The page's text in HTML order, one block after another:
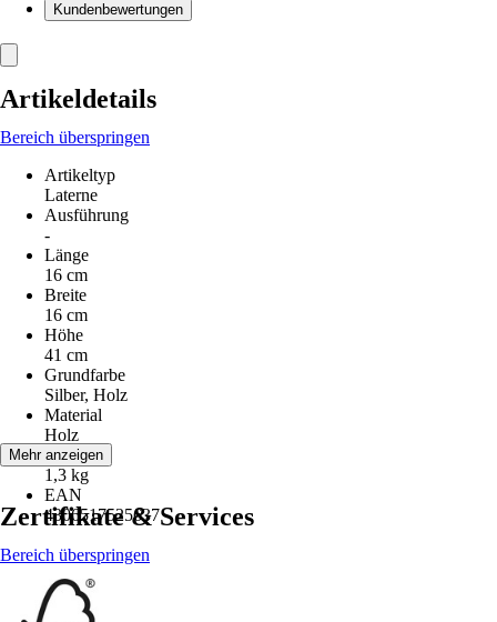
Kundenbewertungen
Artikeldetails
Bereich überspringen
Artikeltyp
Laterne
Ausführung
-
Länge
16 cm
Breite
16 cm
Höhe
41 cm
Grundfarbe
Silber, Holz
Material
Holz
Gewicht
1,3 kg
EAN
4306517525637
Mehr anzeigen
Zertifikate & Services
Bereich überspringen